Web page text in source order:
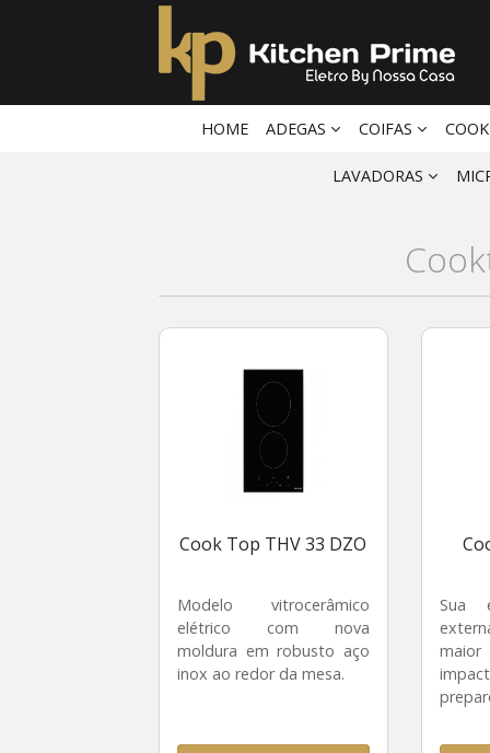
HOME ADEGAS COIFAS
LAVADORAS
Cook Top THV 33 DZO
Modelo vitrocerâmico
elétrico com nova
moldura em robusto aço
inox ao redor da mesa.
Sua